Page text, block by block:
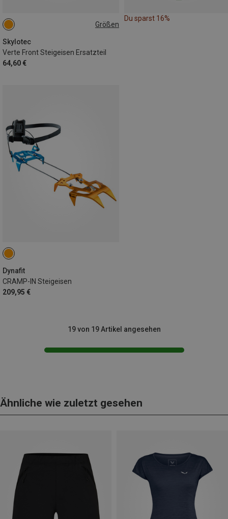
Größen
Skylotec
Verte Front Steigeisen Ersatzteil
64,60 €
ONE SIZE
Du sparst 16%
Dynafit
CRAMP-IN Steigeisen
209,95 €
19 von 19 Artikel angesehen
Ähnliche wie zuletzt gesehen